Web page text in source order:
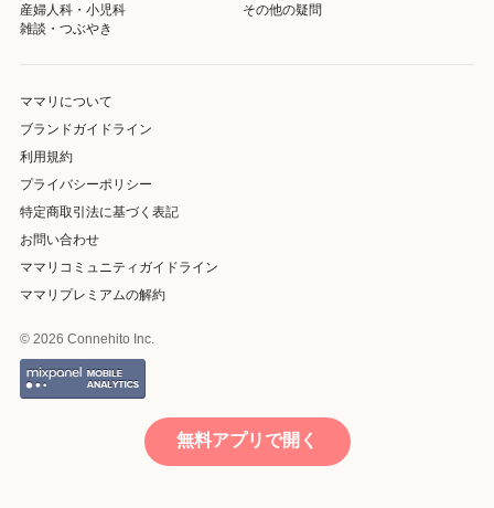
産婦人科・小児科
その他の疑問
雑談・つぶやき
ママリについて
ブランドガイドライン
利用規約
プライバシーポリシー
特定商取引法に基づく表記
お問い合わせ
ママリコミュニティガイドライン
ママリプレミアムの解約
© 2026 Connehito Inc.
無料アプリで開く